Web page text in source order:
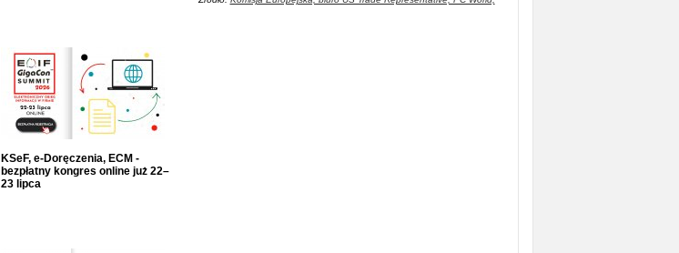
KSeF, e-Doręczenia, ECM -
bezpłatny kongres online już 22–
23 lipca